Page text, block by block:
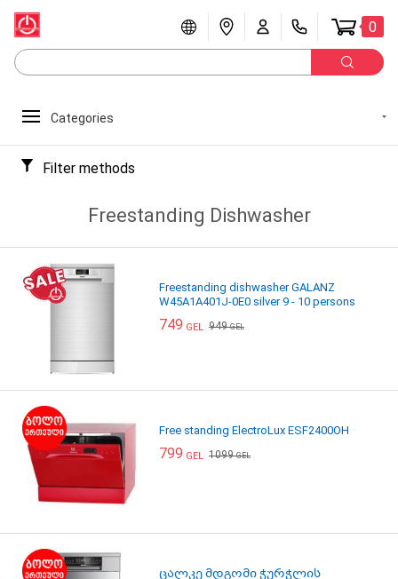
0
Categories
Filter methods
Freestanding Dishwasher
Freestanding dishwasher GALANZ
W45A1A401J-0E0 silver 9 - 10 persons
749 GEL 949GEL
Free standing ElectroLux ESF2400OH
799 GEL 1099GEL
ცალკე მდგომი ჭურჭლის